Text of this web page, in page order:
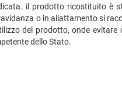
il prodotto ricostituito è
o in allattamento si
del prodotto, onde evitare
dello Stato.